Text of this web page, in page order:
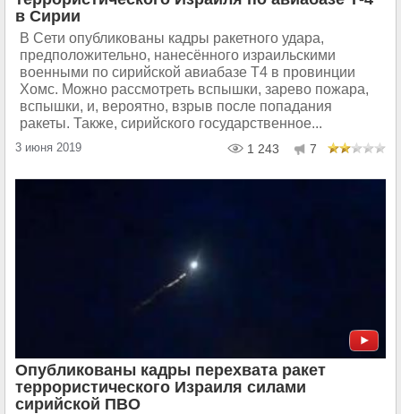
в Сирии
В Сети опубликованы кадры ракетного удара,
предположительно, нанесённого израильскими
военными по сирийской авиабазе Т4 в провинции
Хомс. Можно рассмотреть вспышки, зарево пожара,
вспышки, и, вероятно, взрыв после попадания
ракеты. Также, сирийского государственное...
3 июня 2019 1 243 7
Опубликованы кадры перехвата ракет
террористического Израиля силами
сирийской ПВО